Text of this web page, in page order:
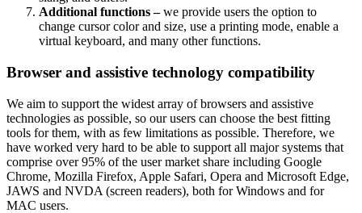
Additional functions –we provide users the option to
change cursor color and size, use a printing mode, enable a
virtual keyboard, and many other functions.
Browser and assistive technology compatibility
We aim to support the widest array of browsers and assistive
technologies as possible, so our users can choose the best fitting
tools for them, with as few limitations as possible. Therefore, we
have worked very hard to be able to support all major systems that
comprise over 95% of the user market share including Google
Chrome, Mozilla Firefox, Apple Safari, Opera and Microsoft Edge,
JAWS and NVDA (screen readers), both for Windows and for
MAC users.